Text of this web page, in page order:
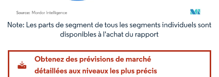
Image © Mordor Intelligence. La réutilisation nécessite une attribution sous CC BY